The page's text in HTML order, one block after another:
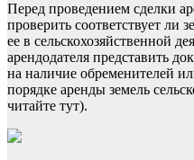
Перед проведением сделки
проверить соответствует ли
ее в сельскохозяйственной
арендодателя представить
на наличие обременителей
порядке аренды земель
читайте тут).